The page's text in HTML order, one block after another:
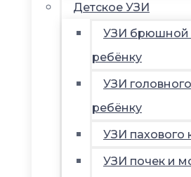
Детское УЗИ
УЗИ брюшной
ребёнку
УЗИ
ребёнку
УЗИ пахового
УЗИ почек и